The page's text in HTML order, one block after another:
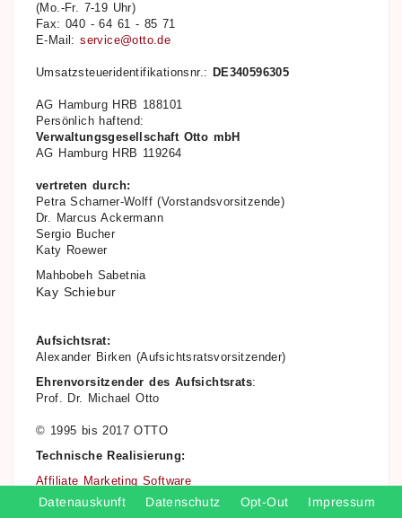
(Mo.-Fr. 7-19 Uhr)
Fax: 040 - 64 61 - 85 71
E-Mail:service@otto.de
Umsatzsteueridentifikationsnr.: DE340596305
AG Hamburg HRB 188101
Persönlich haftend:
Verwaltungsgesellschaft Otto mbH
AG Hamburg HRB 119264
vertreten durch:
Petra Scharner-Wolff (Vorstandsvorsitzende)
Dr. Marcus Ackermann
Sergio Bucher
Katy Roewer
Mahbobeh Sabetnia
Kay Schiebur
Aufsichtsrat:
Alexander Birken (Aufsichtsratsvorsitzender)
Ehrenvorsitzender des Aufsichtsrats:
Prof. Dr. Michael Otto
© 1995 bis 2017 OTTO
Technische Realisierung:
Affiliate Marketing Software
Datenauskunft Datenschutz Opt-Out Impressum